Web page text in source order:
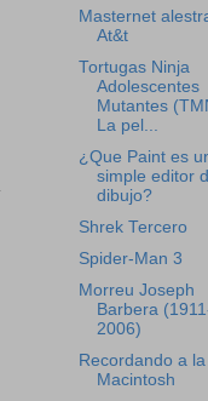
Masternet
At&t
Tortugas Ninja
Adolescentes
Mutantes
La pel...
¿Que Paint es
simple editor
dibujo?
Shrek Tercero
Spider-Man 3
Morreu Joseph
Barbera
2006)
Recordando a la
Macintosh